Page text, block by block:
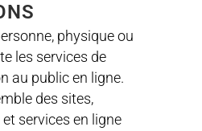
physique ou
les services de
au public en ligne.
des sites,
services en ligne